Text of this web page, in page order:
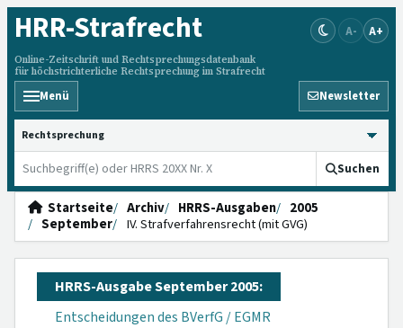
HRR-Strafrecht
Online-Zeitschrift und Rechtsprechungsdatenbank
für höchstrichterliche Rechtsprechung im Strafrecht
A- A+
Menü Newsletter
HRRS durchsuchen
Suchen
Startseite Archiv HRRS-Ausgaben
2005
September
IV. Strafverfahrensrecht (mit GVG)
HRRS-Ausgabe September 2005:
Entscheidungen des BVerfG / EGMR